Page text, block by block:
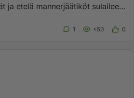
ja etelä mannerjäätiköt sulailee?
1 <50 0